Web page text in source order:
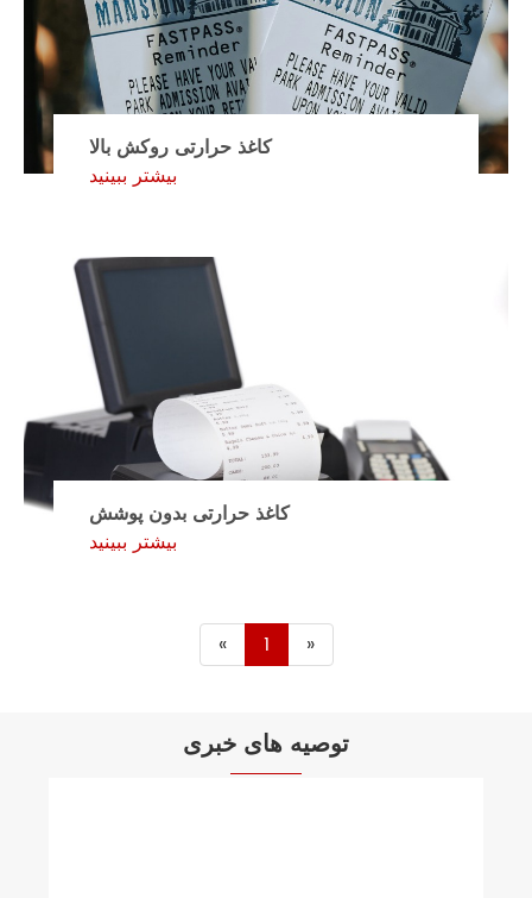
کاغذ حرارتی روکش بالا
بیشتر ببینید
کاغذ حرارتی بدون پوشش
بیشتر ببینید
« 1 »
توصیه های خبری